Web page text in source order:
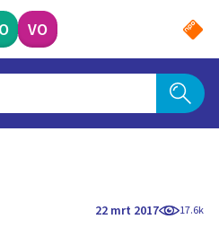
VO
22 mrt 2017 17.6k